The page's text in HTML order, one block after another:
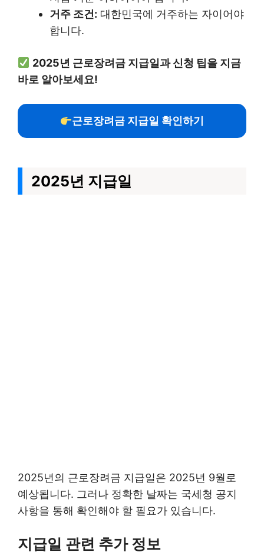
거주 조건: 대한민국에 거주하는 자이어야
합니다.
2025년 근로장려금 지급일과 신청 팁을 지금
바로 알아보세요!
근로장려금 지급일 확인하기
2025년 지급일
2025년의 근로장려금 지급일은 2025년 9월로
예상됩니다. 그러나 정확한 날짜는 국세청 공지
사항을 통해 확인해야 할 필요가 있습니다.
지급일 관련 추가 정보